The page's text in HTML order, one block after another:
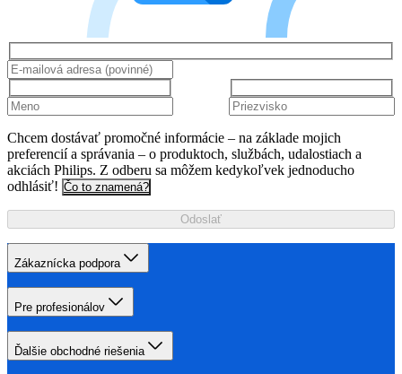
Chcem dostávať promočné informácie – na základe mojich
preferencií a správania – o produktoch, službách, udalostiach a
akciách Philips. Z odberu sa môžem kedykoľvek jednoducho
odhlásiť! Čo to znamená?
Odoslať
Zákaznícka podpora
Pre profesionálov
Ďalšie obchodné riešenia